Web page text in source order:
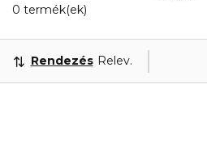
0 termék(ek)
Rendezés Releváns